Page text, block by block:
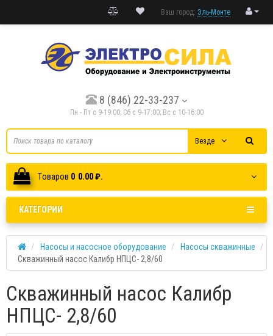
Ваш город: Эль-Монте
8 (846) 22-33-237
Пн - Пт с 9-19:00; Cб с 9-17:00; Вс с 10-16:00
Везде
Tоваров 0 0.00 ₽.
КАТЕГОРИИ
Насосы и насосное оборудование
Насосы скважинные
Скважинный насос Калибр НПЦС- 2,8/60
Скважинный насос Калибр
НПЦС- 2,8/60